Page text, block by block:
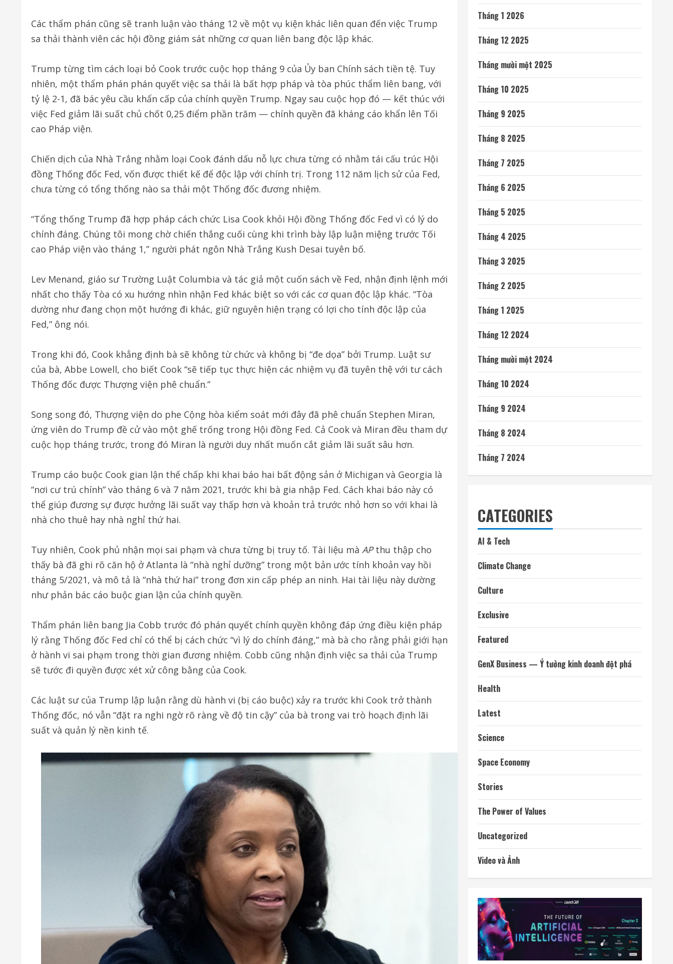
Các thẩm phán cũng sẽ tranh luận vào tháng 12 về một vụ kiện khác liên quan đến việc Trump
sa thải thành viên các hội đồng giám sát những cơ quan liên bang độc lập khác.
Trump từng tìm cách loại bỏ Cook trước cuộc họp tháng 9 của Ủy ban Chính sách tiền tệ. Tuy
nhiên, một thẩm phán phán quyết việc sa thải là bất hợp pháp và tòa phúc thẩm liên bang, với
tỷ lệ 2-1, đã bác yêu cầu khẩn cấp của chính quyền Trump. Ngay sau cuộc họp đó — kết thúc với
việc Fed giảm lãi suất chủ chốt 0,25 điểm phần trăm — chính quyền đã kháng cáo khẩn lên Tối
cao Pháp viện.
Chiến dịch của Nhà Trắng nhằm loại Cook đánh dấu nỗ lực chưa từng có nhằm tái cấu trúc Hội
đồng Thống đốc Fed, vốn được thiết kế để độc lập với chính trị. Trong 112 năm lịch sử của Fed,
chưa từng có tổng thống nào sa thải một Thống đốc đương nhiệm.
“Tổng thống Trump đã hợp pháp cách chức Lisa Cook khỏi Hội đồng Thống đốc Fed vì có lý do
chính đáng. Chúng tôi mong chờ chiến thắng cuối cùng khi trình bày lập luận miệng trước Tối
cao Pháp viện vào tháng 1,” người phát ngôn Nhà Trắng Kush Desai tuyên bố.
Lev Menand, giáo sư Trường Luật Columbia và tác giả một cuốn sách về Fed, nhận định lệnh mới
nhất cho thấy Tòa có xu hướng nhìn nhận Fed khác biệt so với các cơ quan độc lập khác. “Tòa
dường như đang chọn một hướng đi khác, giữ nguyên hiện trạng có lợi cho tính độc lập của
Fed,” ông nói.
Trong khi đó, Cook khẳng định bà sẽ không từ chức và không bị “đe dọa” bởi Trump. Luật sư
của bà, Abbe Lowell, cho biết Cook “sẽ tiếp tục thực hiện các nhiệm vụ đã tuyên thệ với tư cách
Thống đốc được Thượng viện phê chuẩn.”
Song song đó, Thượng viện do phe Cộng hòa kiểm soát mới đây đã phê chuẩn Stephen Miran,
ứng viên do Trump đề cử vào một ghế trống trong Hội đồng Fed. Cả Cook và Miran đều tham dự
cuộc họp tháng trước, trong đó Miran là người duy nhất muốn cắt giảm lãi suất sâu hơn.
Trump cáo buộc Cook gian lận thế chấp khi khai báo hai bất động sản ở Michigan và Georgia là
“nơi cư trú chính” vào tháng 6 và 7 năm 2021, trước khi bà gia nhập Fed. Cách khai báo này có
thể giúp đương sự được hưởng lãi suất vay thấp hơn và khoản trả trước nhỏ hơn so với khai là
nhà cho thuê hay nhà nghỉ thứ hai.
Tuy nhiên, Cook phủ nhận mọi sai phạm và chưa từng bị truy tố. Tài liệu mà APthu thập cho
thấy bà đã ghi rõ căn hộ ở Atlanta là “nhà nghỉ dưỡng” trong một bản ước tính khoản vay hồi
tháng 5/2021, và mô tả là “nhà thứ hai” trong đơn xin cấp phép an ninh. Hai tài liệu này dường
như phản bác cáo buộc gian lận của chính quyền.
Thẩm phán liên bang Jia Cobb trước đó phán quyết chính quyền không đáp ứng điều kiện pháp
lý rằng Thống đốc Fed chỉ có thể bị cách chức “vì lý do chính đáng,” mà bà cho rằng phải giới hạn
ở hành vi sai phạm trong thời gian đương nhiệm. Cobb cũng nhận định việc sa thải của Trump
sẽ tước đi quyền được xét xử công bằng của Cook.
Các luật sư của Trump lập luận rằng dù hành vi (bị cáo buộc) xảy ra trước khi Cook trở thành
Thống đốc, nó vẫn “đặt ra nghi ngờ rõ ràng về độ tin cậy” của bà trong vai trò hoạch định lãi
suất và quản lý nền kinh tế.
Tháng 1 2026
Tháng 12 2025
Tháng mười một 2025
Tháng 10 2025
Tháng 9 2025
Tháng 8 2025
Tháng 7 2025
Tháng 6 2025
Tháng 5 2025
Tháng 4 2025
Tháng 3 2025
Tháng 2 2025
Tháng 1 2025
Tháng 12 2024
Tháng mười một 2024
Tháng 10 2024
Tháng 9 2024
Tháng 8 2024
Tháng 7 2024
CATEGORIES
AI & Tech
Climate Change
Culture
Exclusive
Featured
GenX Business — Ý tưởng kinh doanh đột phá
Health
Latest
Science
Space Economy
Stories
The Power of Values
Uncategorized
Video và Ảnh